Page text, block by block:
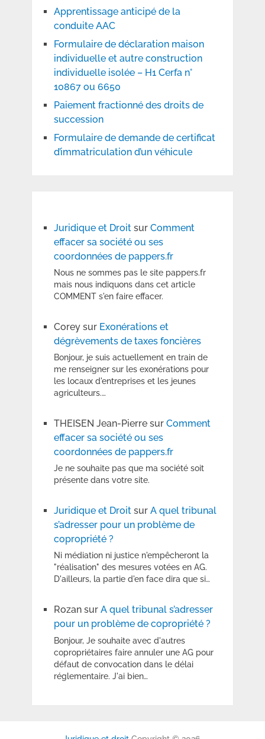
Apprentissage anticipé de la
conduite AAC
Formulaire de déclaration maison
individuelle et autre construction
individuelle isolée – H1 Cerfa n°
10867 ou 6650
Paiement fractionné des droits de
succession
Formulaire de demande de certificat
d’immatriculation d’un véhicule
Juridique et Droitsur Comment
effacer sa société ou ses
coordonnées de pappers.fr
Nous ne sommes pas le site pappers.fr
mais nous indiquons dans cet article
COMMENT s'en faire effacer.
Coreysur Exonérations et
dégrèvements de taxes foncières
Bonjour, je suis actuellement en train de
me renseigner sur les exonérations pour
les locaux d'entreprises et les jeunes
agriculteurs.…
THEISEN Jean-Pierresur Comment
effacer sa société ou ses
coordonnées de pappers.fr
Je ne souhaite pas que ma société soit
présente dans votre site.
Juridique et Droitsur A quel tribunal
s’adresser pour un problème de
copropriété ?
Ni médiation ni justice n'empêcheront la
"réalisation" des mesures votées en AG.
D'ailleurs, la partie d'en face dira que si…
Rozansur A quel tribunal s’adresser
pour un problème de copropriété ?
Bonjour, Je souhaite avec d'autres
copropriétaires faire annuler une AG pour
défaut de convocation dans le délai
réglementaire. J'ai bien…